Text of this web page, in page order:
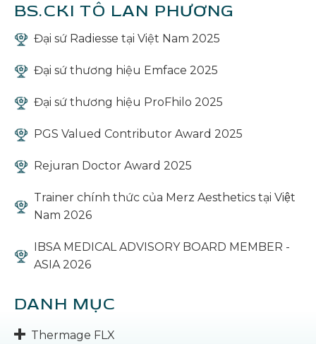
BS.CKI TÔ LAN PHƯƠNG
Đại sứ Radiesse tại Việt Nam 2025
Đại sứ thương hiệu Emface 2025
Đại sứ thương hiệu ProFhilo 2025
PGS Valued Contributor Award 2025
Rejuran Doctor Award 2025
Trainer chính thức của Merz Aesthetics tại Việt
Nam 2026
IBSA MEDICAL ADVISORY BOARD MEMBER -
ASIA 2026
DANH MỤC
Thermage FLX